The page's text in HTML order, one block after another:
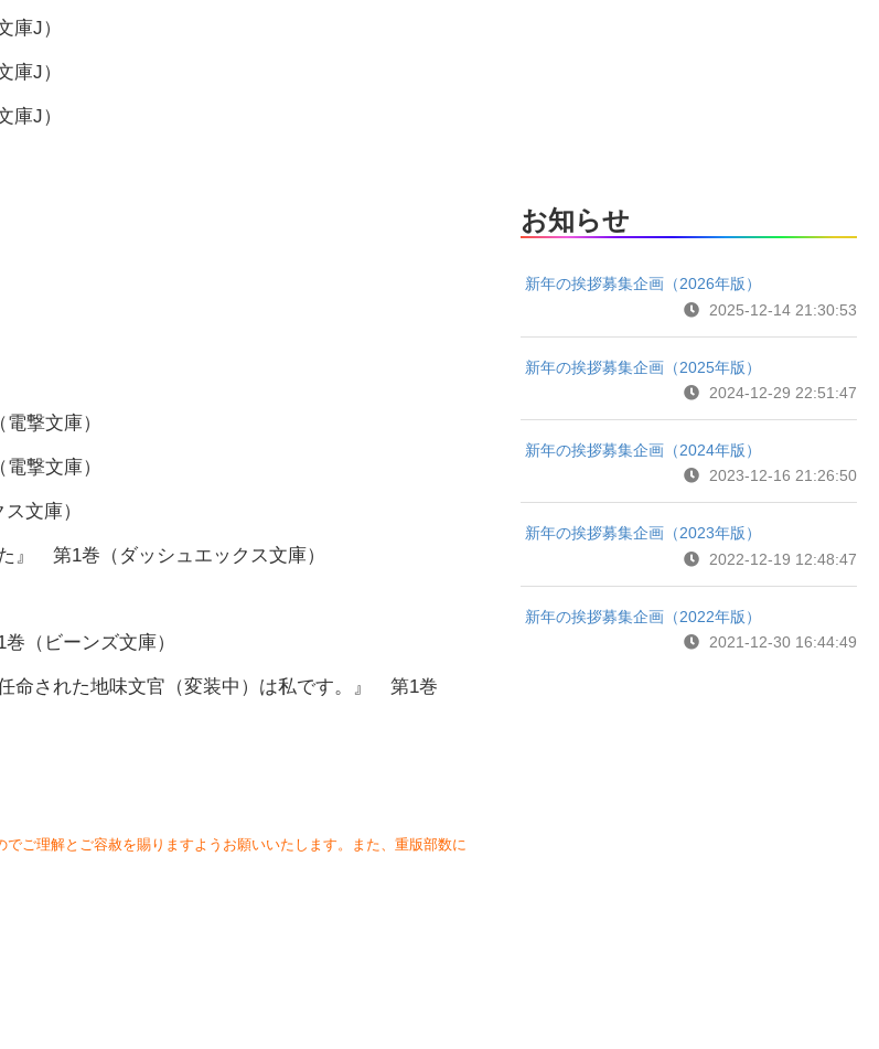
庫J）
庫J）
庫J）
撃文庫）
撃文庫）
文庫）
』 第1巻（ダッシュエックス文庫）
（ビーンズ文庫）
命された地味文官（変装中）は私です。』 第1巻
ご理解とご容赦を賜りますようお願いいたします。また、重版部数に
お知らせ
新年の挨拶募集企画（2026年版）
2025-12-14 21:30:53
新年の挨拶募集企画（2025年版）
2024-12-29 22:51:47
新年の挨拶募集企画（2024年版）
2023-12-16 21:26:50
新年の挨拶募集企画（2023年版）
2022-12-19 12:48:47
新年の挨拶募集企画（2022年版）
2021-12-30 16:44:49